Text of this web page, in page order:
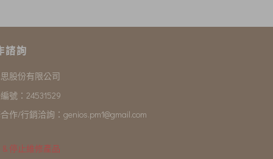
諮詢
股份有限公司
號：24531529
作/行銷洽詢：genios.pm1@gmail.com
& 停止維修產品